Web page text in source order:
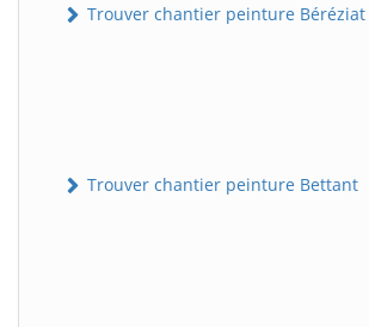
Trouver chantier peinture Béréziat
Trouver chantier peinture Bettant